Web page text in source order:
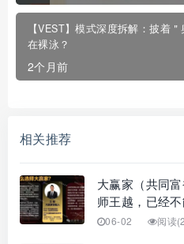
【VEST】模式深度拆解：披着
在裸泳？
2个月前
相关推荐
大赢家（共同
师王越，已经
06-02 阅读